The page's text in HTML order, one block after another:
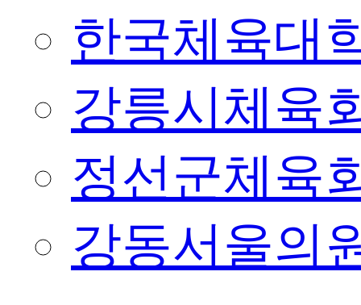
한국체육대
강릉시체육
정선군체육
강동서울의